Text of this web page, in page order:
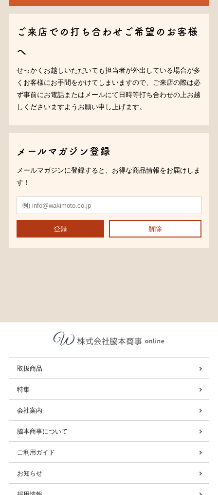
ご来店での打ち合わせご希望のお客様
へ
せっかくお越しいただいても担当者が外出している場合が多
くお客様にお手間をかけてしまいますので、ご来店の際は必
ず事前にお電話またはメールにて日時等打ち合わせの上お越
しくださいますようお願い申し上げます。
メールマガジン登録
メールマガジンに登録すると、お得な商品情報をお届けしま
す！
登録 解除
取扱商品
特集
会社案内
脇本商事について
ご利用ガイド
お知らせ